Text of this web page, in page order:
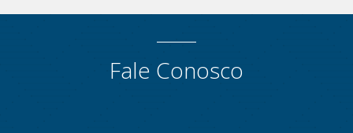
Fale Conosco